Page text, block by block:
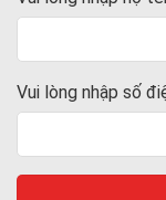
Vui lòng nhập số